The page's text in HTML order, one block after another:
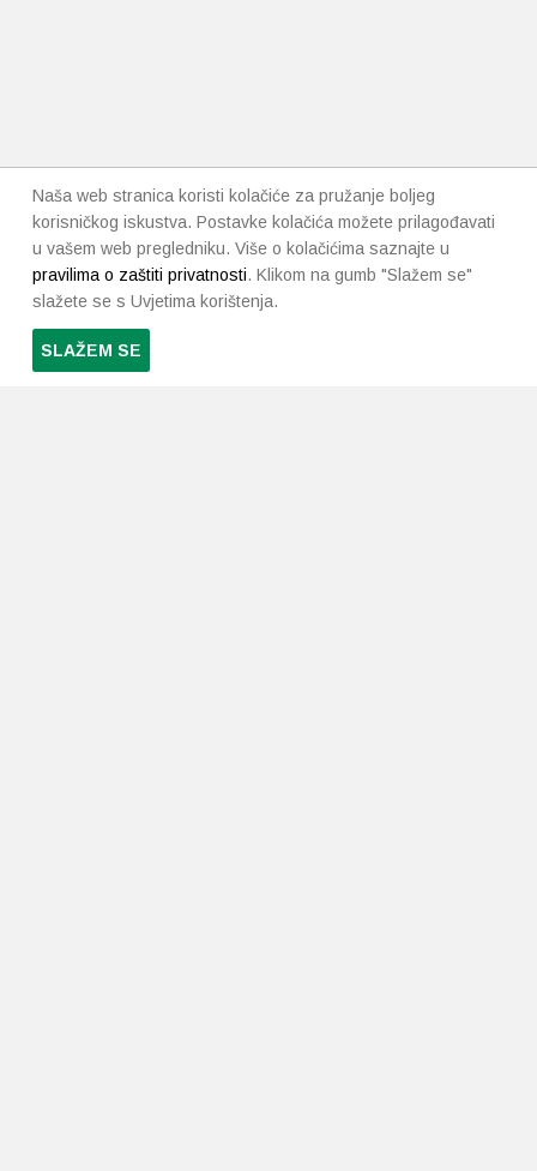
Naša web stranica koristi kolačiće za pružanje boljeg
korisničkog iskustva. Postavke kolačića možete prilagođavati
u vašem web pregledniku. Više o kolačićima saznajte u
pravilima o zaštiti privatnosti. Klikom na gumb "Slažem se"
slažete se s Uvjetima korištenja.
SLAŽEM SE